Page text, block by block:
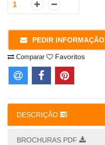
PEDIR INFORMAÇÃO
Comparar Favoritos
DESCRIÇÃO
BROCHURAS PDF